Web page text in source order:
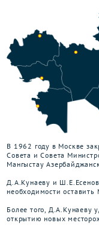
В 1962 году в Москве
Совета и Совета
Мангыстау
Д.А.Кунаеву и
необходимости оставить
Более того, Д.А.Кунаеву
открытию новых